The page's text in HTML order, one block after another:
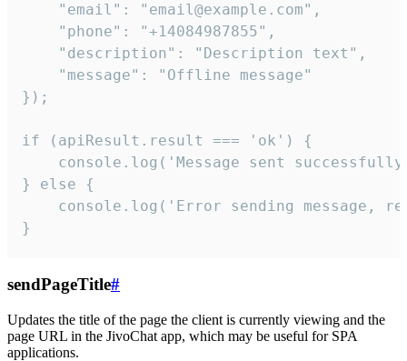
    "email": "email@example.com",
    "phone": "+14084987855",
    "description": "Description text",
    "message": "Offline message"
});
if (apiResult.result === 'ok') {
console.log('Message sent
} else {
console.log('Error sending message,
}
sendPageTitle#
Updates the title of the page the client is currently viewing and the
page URL in the JivoChat app, which may be useful for SPA
applications.